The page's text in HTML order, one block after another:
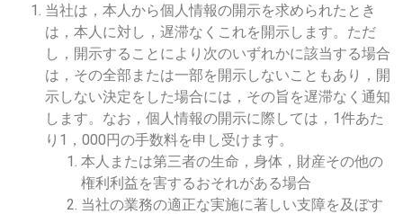
当社は，本人から個人情報の開示を求められたとき
は，本人に対し，遅滞なくこれを開示します。ただ
し，開示することにより次のいずれかに該当する場合
は，その全部または一部を開示しないこともあり，開
示しない決定をした場合には，その旨を遅滞なく通知
します。なお，個人情報の開示に際しては，1件あた
り1，000円の手数料を申し受けます。
本人または第三者の生命，身体，財産その他の
権利利益を害するおそれがある場合
当社の業務の適正な実施に著しい支障を及ぼす